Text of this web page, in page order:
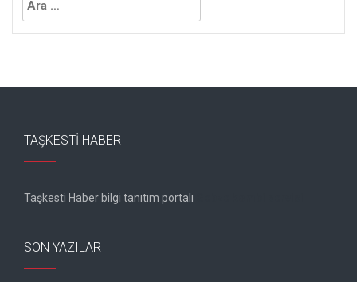
TAŞKESTI HABER
Taşkesti Haber bilgi tanıtım portalı
SON YAZILAR